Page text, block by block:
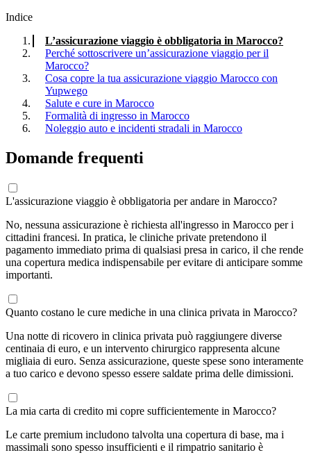
Indice
L’assicurazione viaggio è obbligatoria in Marocco?
Perché sottoscrivere un’assicurazione viaggio per il
Marocco?
Cosa copre la tua assicurazione viaggio Marocco con
Yupwego
Salute e cure in Marocco
Formalità di ingresso in Marocco
Noleggio auto e incidenti stradali in Marocco
Domande frequenti
L'assicurazione viaggio è obbligatoria per andare in Marocco?
No, nessuna assicurazione è richiesta all'ingresso in Marocco per i
cittadini francesi. In pratica, le cliniche private pretendono il
pagamento immediato prima di qualsiasi presa in carico, il che rende
una copertura medica indispensabile per evitare di anticipare somme
importanti.
Quanto costano le cure mediche in una clinica privata in Marocco?
Una notte di ricovero in clinica privata può raggiungere diverse
centinaia di euro, e un intervento chirurgico rappresenta alcune
migliaia di euro. Senza assicurazione, queste spese sono interamente
a tuo carico e devono spesso essere saldate prima delle dimissioni.
La mia carta di credito mi copre sufficientemente in Marocco?
Le carte premium includono talvolta una copertura di base, ma i
massimali sono spesso insufficienti e il rimpatrio sanitario è